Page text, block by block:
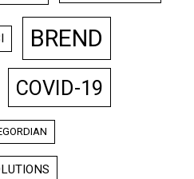
BREND
COVID-19